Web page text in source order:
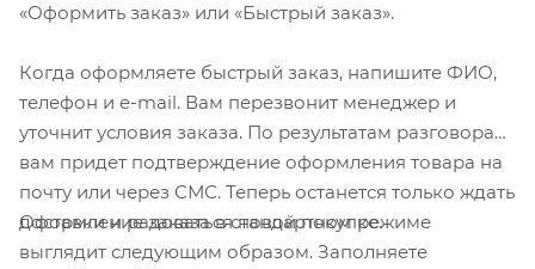
— Полноразмерный козырёк «aFIX»
Шлем Specialized «Tactic II» (2014) имеет линейку
размеров:
Размер S
Окружность головы 51—57 см
—
Размер M
«Оформить заказ» или «Быстрый заказ».
Когда оформляете быстрый заказ, напишите ФИО,
телефон и e-mail. Вам перезвонит менеджер и
уточнит условия заказа. По результатам разговора
вам придет подтверждение оформления товара на
почту или через СМС. Теперь останется только ждать
доставки и радоваться новой покупке.
Оформление заказа в стандартном режиме
выглядит следующим образом. Заполняете